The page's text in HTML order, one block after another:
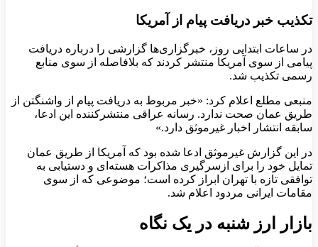
تکذیب خبر دریافت پیام از آمریکا
در ساعات ابتدایی روز، خبرگزاری‌ها گزارشی را درباره‌ دریافت
پیامی از سوی آمریکا منتشر کردند که بلافاصله از سوی منابع
رسمی تکذیب شد.
منبعی مطلع اعلام کرد: «خبر مربوط به دریافت پیام از واشنگتن از
طریق عمان صحت ندارد. رسانه‌ عراقی منتشرکننده این ادعا،
سابقه‌ انتشار اخبار غیرموثق دارد.»
در این گزارش غیرموثق ادعا شده بود که آمریکا از طریق عمان
تمایل خود را برای ازسرگیری مذاکرات هسته‌ای و دستیابی به
توافقی تازه با تهران ابراز کرده است؛ موضوعی که از سوی
مقامات ایرانی مردود اعلام شد.
بازار ارز شنبه در یک نگاه